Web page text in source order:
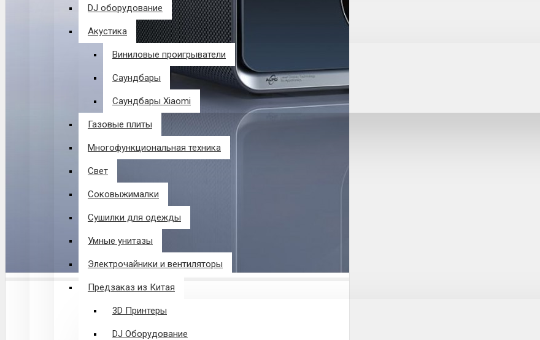
DJ оборудование
Акустика
Виниловые проигрыватели
Саундбары
Саундбары Xiaomi
Газовые плиты
Многофункциональная техника
Свет
Соковыжималки
Сушилки для одежды
Умные унитазы
Электрочайники и вентиляторы
Предзаказ из Китая
3D Принтеры
DJ Оборудование